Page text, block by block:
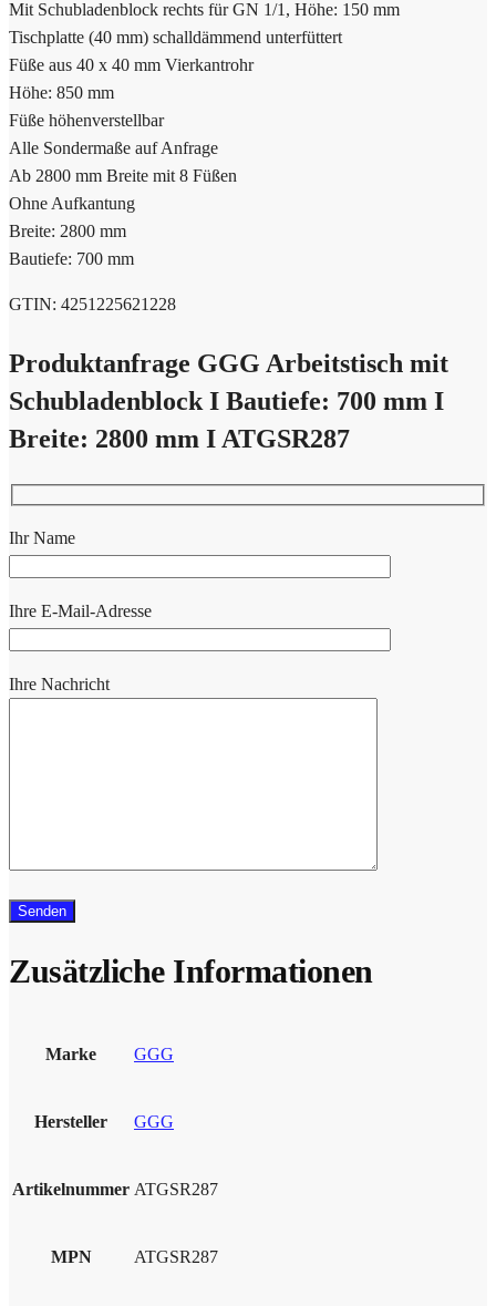
Mit Schubladenblock rechts für GN 1/1, Höhe: 150 mm
Tischplatte (40 mm) schalldämmend unterfüttert
Füße aus 40 x 40 mm Vierkantrohr
Höhe: 850 mm
Füße höhenverstellbar
Alle Sondermaße auf Anfrage
Ab 2800 mm Breite mit 8 Füßen
Ohne Aufkantung
Breite: 2800 mm
Bautiefe: 700 mm
GTIN: 4251225621228
Produktanfrage GGG Arbeitstisch mit
Schubladenblock I Bautiefe: 700 mm I
Breite: 2800 mm I ATGSR287
Ihr Name
Ihre E-Mail-Adresse
Ihre Nachricht
Zusätzliche Informationen
Marke GGG
Hersteller GGG
Artikelnummer ATGSR287
MPN ATGSR287